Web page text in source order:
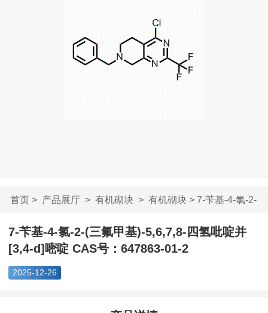
首页> 产品展厅> 有机砌块> 有机砌块> 7-苄基-4-氯-2-
(三氟甲基)-5,6...
7-苄基-4-氯-2-(三氟甲基)-5,6,7,8-四氢吡啶并
[3,4-d]嘧啶 CAS号：647863-01-2
2025-12-26